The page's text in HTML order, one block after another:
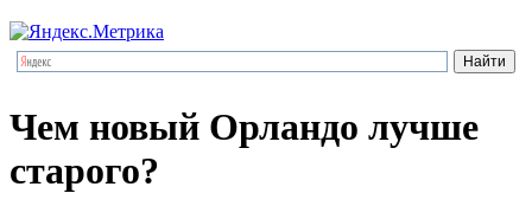
Чем новый Орландо лучше
старого?